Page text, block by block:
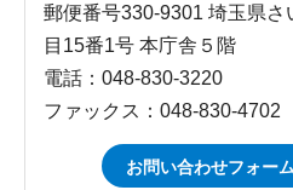
郵便番号330-9301 埼玉県
目15番1号 本庁舎５階
電話：048-830-3220
ファックス：048-830-4702
お問い合わせフォーム